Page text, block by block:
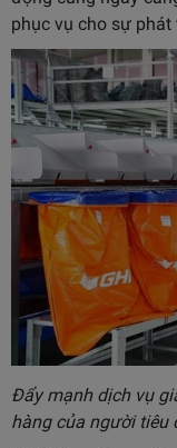
phục vụ cho sự
Đẩy mạnh dịch vụ
hàng của người tiêu